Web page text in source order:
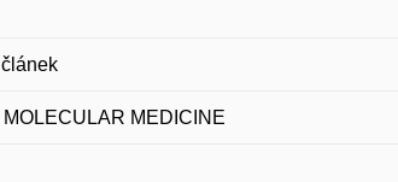
MEDICINE